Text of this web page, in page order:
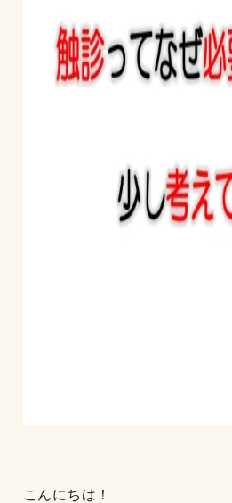
こんにちは！